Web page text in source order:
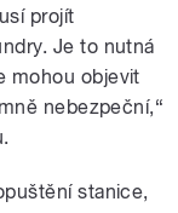
projít
Je to nutná
mohou objevit
nebezpeční,“
stanice,